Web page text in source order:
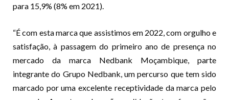
para 15,9% (8% em 2021).
“É com esta marca que assistimos em 2022, com orgulho e
satisfação, à passagem do primeiro ano de presença no
mercado da marca Nedbank Moçambique, parte
integrante do Grupo Nedbank, um percurso que tem sido
marcado por uma excelente receptividade da marca pelo